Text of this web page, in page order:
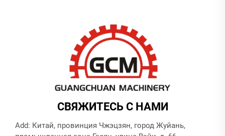
СВЯЖИТЕСЬ С НАМИ
Add: Китай, провинция Чжэцзян, город Жуйань,